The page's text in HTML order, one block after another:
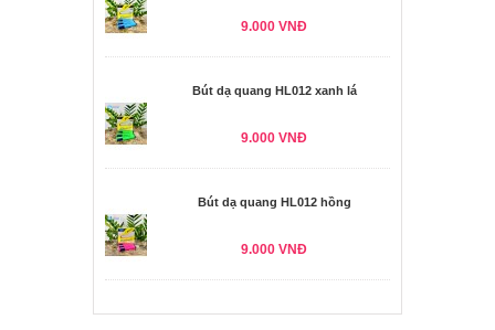
9.000 VNĐ
Bút dạ quang HL012 xanh lá
9.000 VNĐ
Bút dạ quang HL012 hồng
9.000 VNĐ